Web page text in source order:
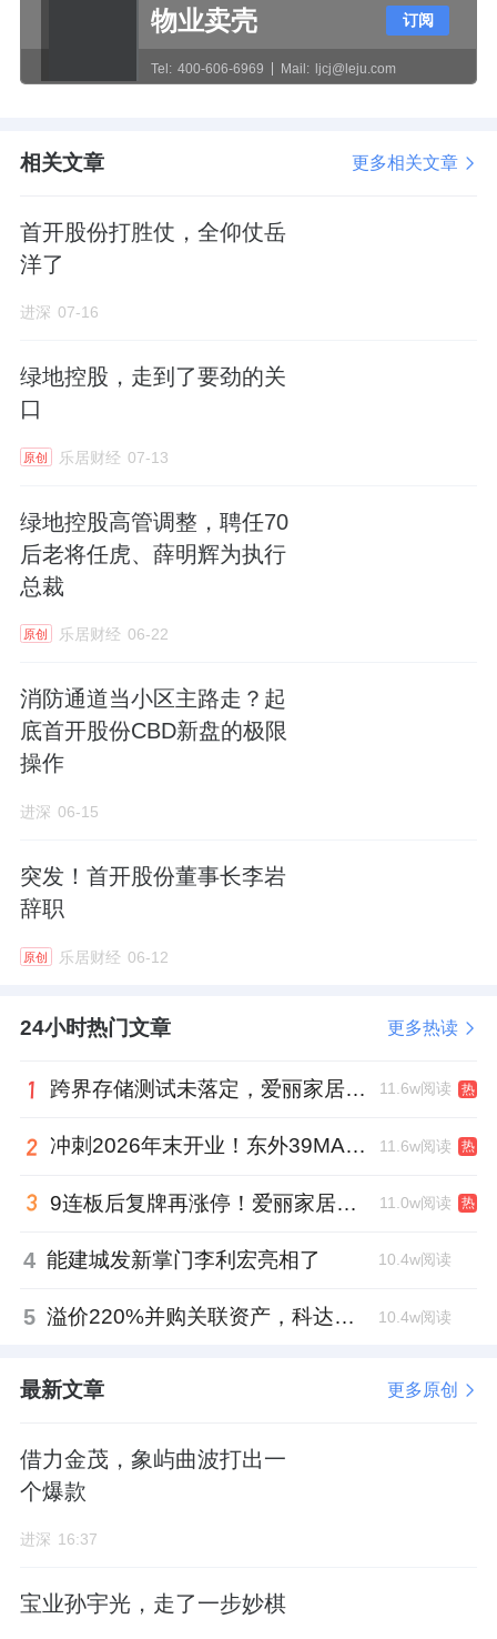
于2026年正式启动招生。
交通上，轨交7号线美兰湖站可直达静安寺等核
洋房网签TOP1。项目共推出两批次261套房
源，目前已网签148套，网签去化率57%。
美兰湖作为上海传统墅居板块已沉淀超过二十
云墅以纯叠墅社区的形态入市，填补了这一空
白。
来源：进深
作者：李誉
物业卖壳
Tel: 400-606-6969 Mail: ljcj@leju.com
订阅
相关文章 更多相关文章
首开股份打胜仗，全仰仗岳
洋了
进深 07-16
绿地控股，走到了要劲的关
口
原创 乐居财经 07-13
绿地控股高管调整，聘任70
后老将任虎、薛明辉为执行
总裁
原创 乐居财经 06-22
消防通道当小区主路走？起
底首开股份CBD新盘的极限
操作
进深 06-15
突发！首开股份董事长李岩
辞职
原创 乐居财经 06-12
24小时热门文章 更多热读
跨界存储测试未落定，爱丽家居复牌前自揭多重风险 11.6w阅读 热
冲刺2026年末开业！东外39MALL全球招商启幕，重构东直门商圈格局 11.6w阅读 热
9连板后复牌再涨停！爱丽家居市盈率318倍，跨界收购案尚未落地 11.0w阅读 热
4 能建城发新掌门李利宏亮相了 10.4w阅读
5 溢价220%并购关联资产，科达制造近75亿元重组被否 10.4w阅读
最新文章 更多原创
借力金茂，象屿曲波打出一
个爆款
进深 16:37
宝业孙宇光，走了一步妙棋